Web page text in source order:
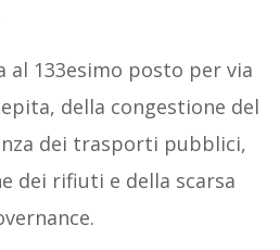
al 133esimo posto per via
della congestione del
dei trasporti pubblici,
dei rifiuti e della scarsa